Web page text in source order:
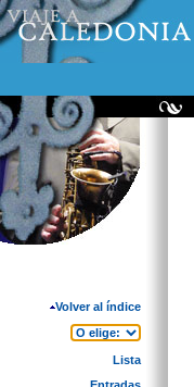
Volver al índice
Lista